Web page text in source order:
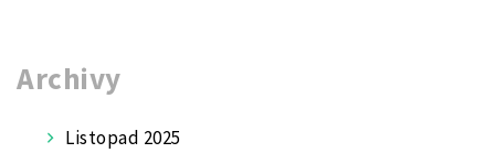
Archivy
Listopad 2025